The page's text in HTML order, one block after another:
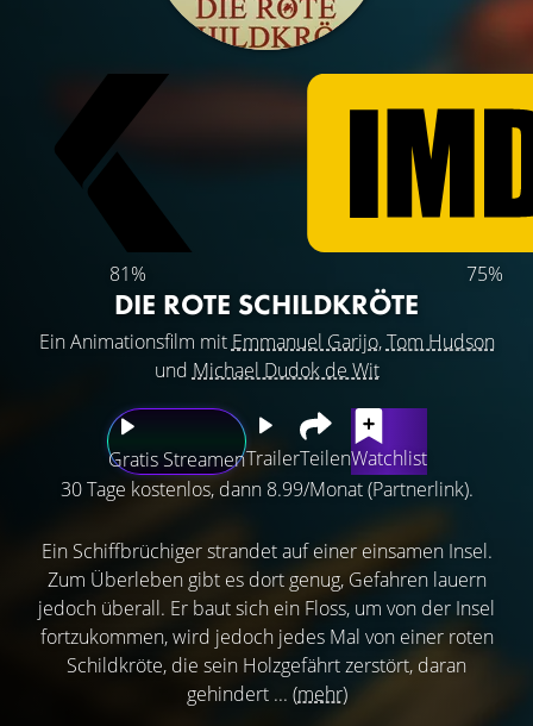
81% 75%
DIE ROTE SCHILDKRÖTE
Ein Animationsfilm mit Emmanuel Garijo,Tom Hudson
und Michael Dudok de Wit
Gratis StreamenTrailerTeilenWatchlist
30 Tage kostenlos, dann 8.99/Monat (Partnerlink).
Ein Schiffbrüchiger strandet auf einer einsamen Insel.
Zum Überleben gibt es dort genug, Gefahren lauern
jedoch überall. Er baut sich ein Floss, um von der Insel
fortzukommen, wird jedoch jedes Mal von einer roten
Schildkröte, die sein Holzgefährt zerstört, daran
gehindert ... (mehr)